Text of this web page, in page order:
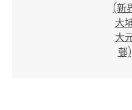
(新
大
大
邨)